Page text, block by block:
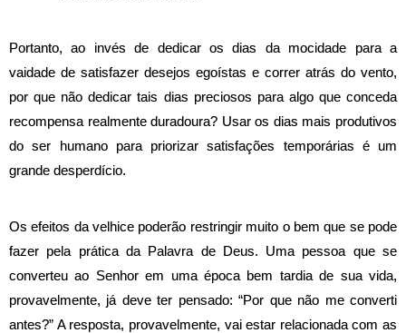
Portanto, ao invés de dedicar os dias da mocidade para a
vaidade de satisfazer desejos egoístas e correr atrás do vento,
por que não dedicar tais dias preciosos para algo que conceda
recompensa realmente duradoura? Usar os dias mais produtivos
do ser humano para priorizar satisfações temporárias é um
grande desperdício.
Os efeitos da velhice poderão restringir muito o bem que se pode
fazer pela prática da Palavra de Deus. Uma pessoa que se
converteu ao Senhor em uma época bem tardia de sua vida,
provavelmente, já deve ter pensado: “Por que não me converti
antes?” A resposta, provavelmente, vai estar relacionada com as